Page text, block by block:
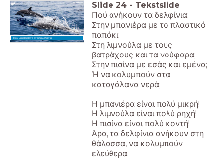
Πού θα έπρεπε να είναι τα δελφίνια;
Slide 24 - Tekstslide
Πού ανήκουν τα δελφίνια;
Στην μπανιέρα με το πλαστικό
παπάκι;
Στη λιμνούλα με τους
βατράχους και τα νούφαρα;
Στην πισίνα με εσάς και εμένα;
Ή να κολυμπούν στα
καταγάλανα νερά;
Η μπανιέρα είναι πολύ μικρή!
Η λιμνούλα είναι πολύ ρηχή!
Η πισίνα είναι πολύ κοντή!
Άρα, τα δελφίνια ανήκουν στη
θάλασσα, να κολυμπούν
ελεύθερα.